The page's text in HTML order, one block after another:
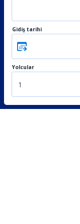
Gidiş tarihi
Yolcular
1